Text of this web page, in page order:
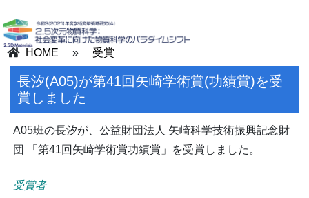
HOME » 受賞
長汐(A05)が第41回矢崎学術賞(功績賞)を受
賞しました
A05班の長汐が、公益財団法人 矢崎科学技術振興記念財
団 「第41回矢崎学術賞功績賞」を受賞しました。
受賞者